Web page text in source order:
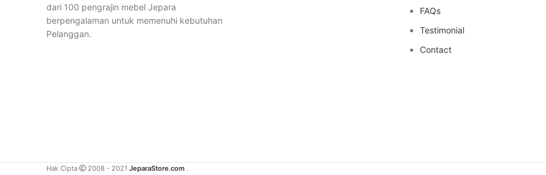
dari 100 pengrajin mebel Jepara
berpengalaman untuk memenuhi kebutuhan
Pelanggan.
FAQs
Testimonial
Contact
Hak Cipta 2008 - 2021 JeparaStore.com .